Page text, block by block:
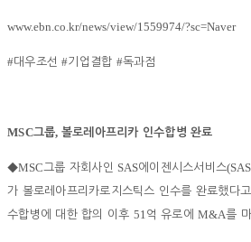
www.ebn.co.kr/news/view/1559974/?sc=Naver
#대우조선#기업결합 #독과점
MSC그룹, 볼로레아프리카 인수합병 완료
◆MSC그룹 자회사인 SAS에이젠시스서비스
가 볼로레아프리카로지스틱스 인수를 완료했다
수합병에 대한 합의 이후 51억 유로에M&A를